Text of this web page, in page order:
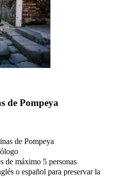
de Pompeya
de Pompeya
de máximo 5 personas
o español para preservar la